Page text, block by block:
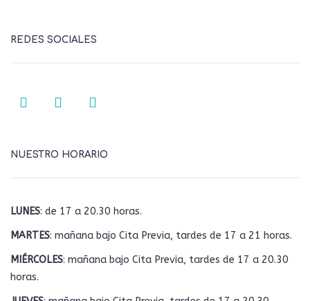
REDES SOCIALES
NUESTRO HORARIO
LUNES: de 17 a 20.30 horas.
MARTES: mañana bajo Cita Previa, tardes de 17 a 21 horas.
MIÉRCOLES: mañana bajo Cita Previa, tardes de 17 a 20.30
horas.